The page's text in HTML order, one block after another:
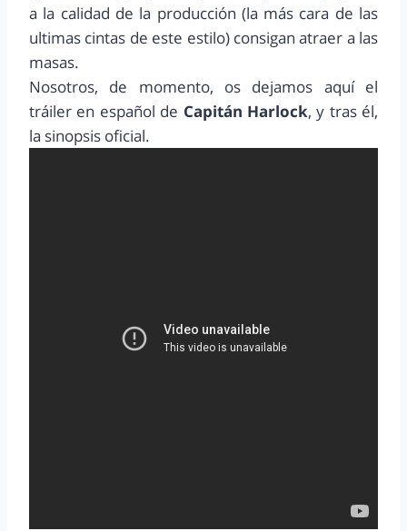
a la calidad de la producción (la más cara de las
ultimas cintas de este estilo) consigan atraer a las
masas.
Nosotros, de momento, os dejamos aquí el
tráiler en español de Capitán Harlock, y tras él,
la sinopsis oficial.